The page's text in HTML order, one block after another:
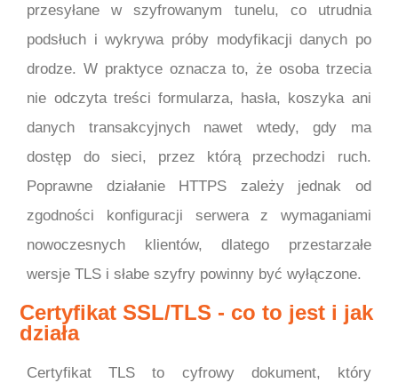
przesyłane w szyfrowanym tunelu, co utrudnia
podsłuch i wykrywa próby modyfikacji danych po
drodze. W praktyce oznacza to, że osoba trzecia
nie odczyta treści formularza, hasła, koszyka ani
danych transakcyjnych nawet wtedy, gdy ma
dostęp do sieci, przez którą przechodzi ruch.
Poprawne działanie HTTPS zależy jednak od
zgodności konfiguracji serwera z wymaganiami
nowoczesnych klientów, dlatego przestarzałe
wersje TLS i słabe szyfry powinny być wyłączone.
Certyfikat SSL/TLS - co to jest i jak
działa
Certyfikat TLS to cyfrowy dokument, który